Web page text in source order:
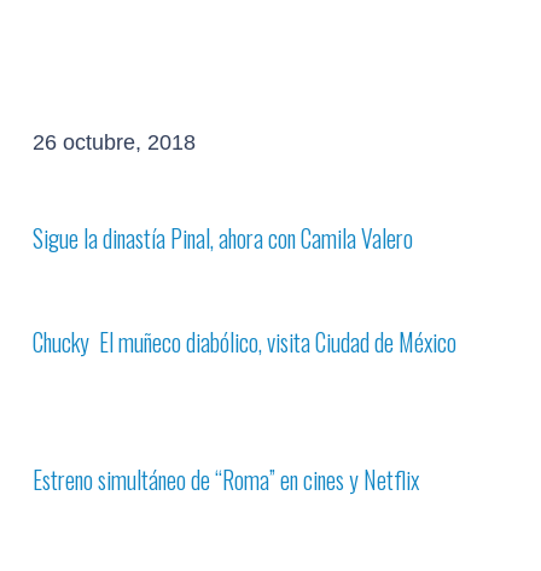
26 octubre, 2018
Sigue la dinastía Pinal, ahora con Camila Valero
Chucky El muñeco diabólico, visita Ciudad de México
Estreno simultáneo de“Roma”en cines y Netflix